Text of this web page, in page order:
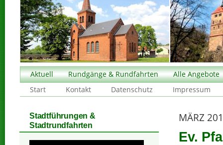
Aktuell Rundgänge & Rundfahrten
Alle Angebote
Start
Kontakt Datenschutz Impressum
MÄRZ
Ev.
Stadtführungen &
Stadtrundfahrten